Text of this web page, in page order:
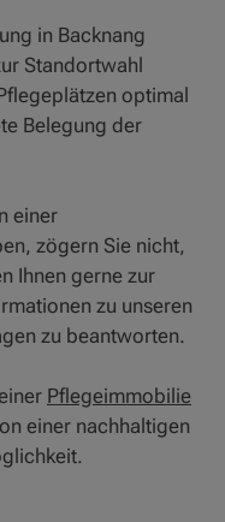
in Backnang
Standortwahl
optimal
Belegung der
einer
zögern Sie nicht,
Ihnen gerne zur
zu unseren
zu beantworten.
Pflegeimmobilie
einer nachhaltigen